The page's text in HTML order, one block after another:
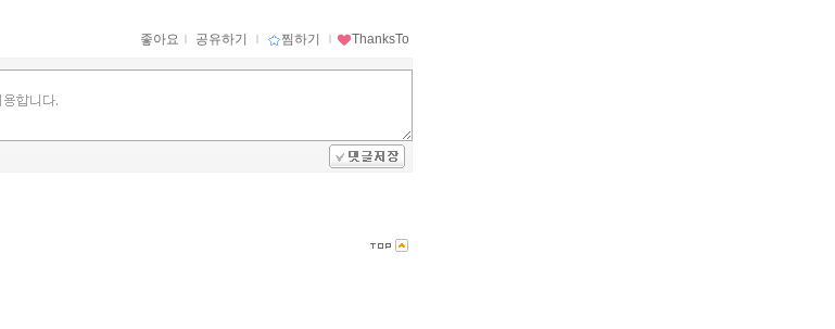
좋아요 ｌ 공유하기 ｌ 찜하기 ｌ ThanksTo